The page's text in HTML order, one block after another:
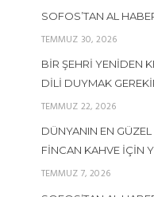
SOFOS’TAN AL
TEMMUZ 30, 2026
BIR ŞEHRI YENIDEN
DILI DUYMAK
TEMMUZ 22, 2026
DÜNYANIN EN
FINCAN KAHVE İÇIN
TEMMUZ 7, 2026